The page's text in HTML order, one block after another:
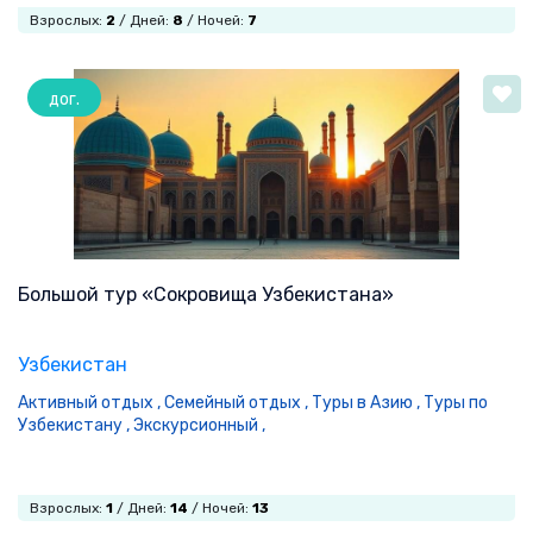
Взрослых: 2 / Дней: 8 / Ночей: 7
дог.
Большой тур «Сокровища Узбекистана»
Узбекистан
Активный отдых ,Семейный отдых , Туры в Азию , Туры по
Узбекистану ,Экскурсионный ,
Взрослых: 1 / Дней: 14 / Ночей: 13